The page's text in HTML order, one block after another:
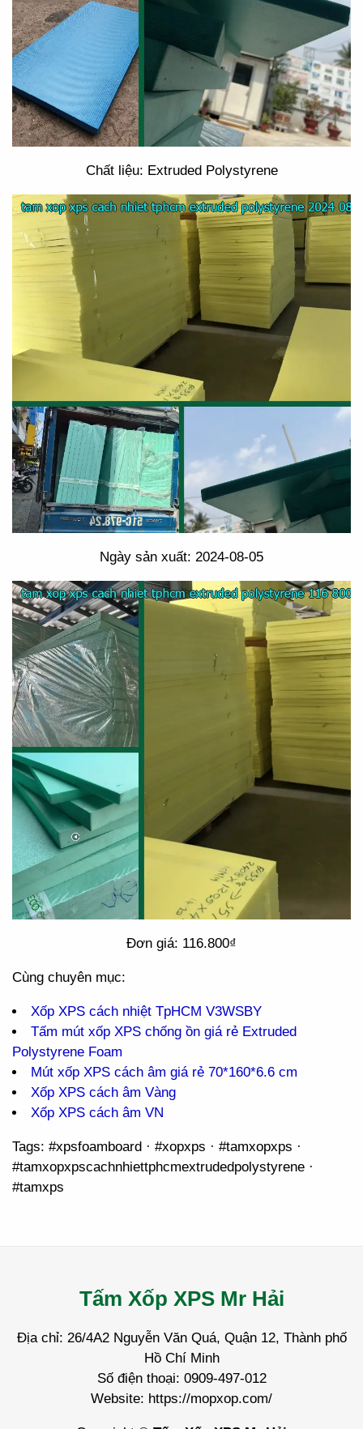
Chất liệu: Extruded Polystyrene
Ngày sản xuất: 2024-08-05
Đơn giá: 116.800₫
Cùng chuyên mục:
Xốp XPS cách nhiệt TpHCM V3WSBY
Tấm mút xốp XPS chống ồn giá rẻ Extruded
Polystyrene Foam
Mút xốp XPS cách âm giá rẻ 70*160*6.6 cm
Xốp XPS cách âm Vàng
Xốp XPS cách âm VN
Tags: #xpsfoamboard · #xopxps · #tamxopxps ·
#tamxopxpscachnhiettphcmextrudedpolystyrene ·
#tamxps
Tấm Xốp XPS Mr Hải
Địa chỉ: 26/4A2 Nguyễn Văn Quá, Quận 12, Thành phố
Hồ Chí Minh
Số điện thoại: 0909-497-012
Website: https://mopxop.com/